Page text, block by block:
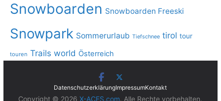
Snowboarden Snowboarden Freeski
Snowpark Sommerurlaub Tiefschnee tirol tour
touren Trails world Österreich
DatenschutzerklärungImpressumKontakt
Copyright © 2026X-ACES.com. Alle Rechte vorbehalten.